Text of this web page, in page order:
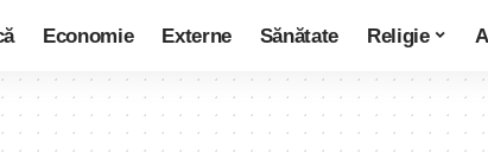
Economie Externe Sănătate Religie